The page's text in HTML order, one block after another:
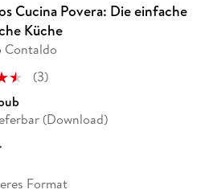
Cucina Povera: Die einfache
Küche
Contaldo
(3)
(Download)
*
Format